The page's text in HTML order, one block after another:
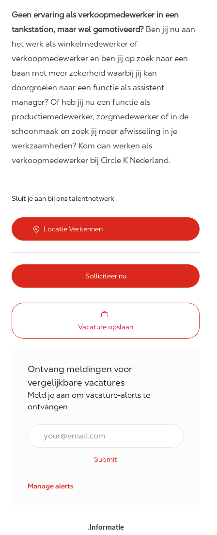
Geen ervaring als verkoopmedewerker in een
tankstation, maar wel gemotiveerd? Ben jij nu aan
het werk als winkelmedewerker of
verkoopmedewerker en ben jij op zoek naar een
baan met meer zekerheid waarbij jij kan
doorgroeien naar een functie als assistent-
manager? Of heb jij nu een functie als
productiemedewerker, zorgmedewerker of in de
schoonmaak en zoek jij meer afwisseling in je
werkzaamheden? Kom dan werken als
verkoopmedewerker bij Circle K Nederland.
Sluit je aan bij ons talentnetwerk
Locatie Verkennen
Solliciteer nu
Vacature opslaan
Ontvang meldingen voor
vergelijkbare vacatures
Meld je aan om vacature-alerts te
ontvangen
E-mail Frequentie
Submit
Manage alerts
.Informatie